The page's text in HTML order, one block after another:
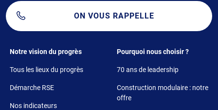
ON VOUS RAPPELLE
Footer 1
Notre vision du progrès
Tous les lieux du progrès
Démarche RSE
Nos indicateurs
Footer 2
Pourquoi nous choisir ?
70 ans de leadership
Construction modulaire : notre
offre